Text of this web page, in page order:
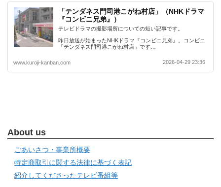
「テンダネス門司港こがね村店」（NHKドラマ
『コンビニ兄弟』）
テレビドラマの撮影場所についての短い記事です。
昨日放送が始まったNHKドラマ『コンビニ兄弟』。コンビニ
「テンダネス門司港こがね村店」です…
www.kuroji-kanban.com 2026-04-29 23:36
About us
ごあいさつ・事業所概要
特定商取引に関する法律に基づく表記
紹介してくださったテレビ番組等